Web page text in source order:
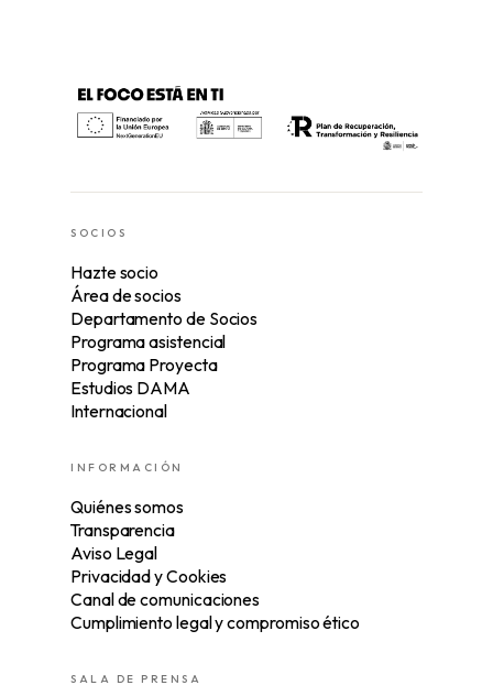
SOCIOS
Hazte socio
Área de socios
Departamento de Socios
Programa asistencial
Programa Proyecta
Estudios DAMA
Internacional
INFORMACIÓN
Quiénes somos
Transparencia
Aviso Legal
Privacidad y Cookies
Canal de comunicaciones
Cumplimiento legal y compromiso ético
SALA DE PRENSA